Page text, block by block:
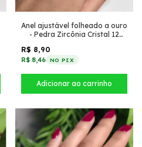
Anel ajustável folheado a ouro
- Pedra Zircônia Cristal 12
R$ 8,90
R$ 8,46 NO PIX